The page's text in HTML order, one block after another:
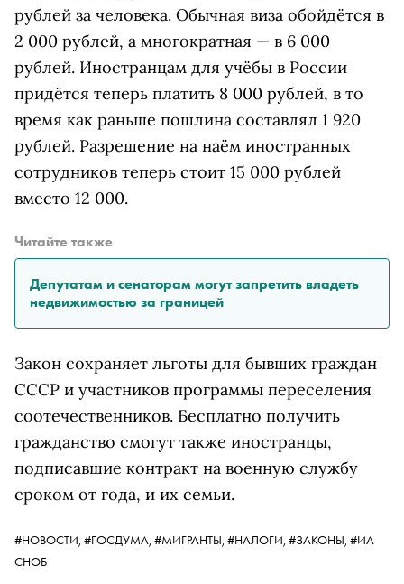
рублей за человека. Обычная виза обойдётся в
2 000 рублей, а многократная — в 6 000
рублей. Иностранцам для учёбы в России
придётся теперь платить 8 000 рублей, в то
время как раньше пошлина составлял 1 920
рублей. Разрешение на наём иностранных
сотрудников теперь стоит 15 000 рублей
вместо 12 000.
Читайте также
Депутатам и сенаторам могут запретить владеть
недвижимостью за границей
Закон сохраняет льготы для бывших граждан
СССР и участников программы переселения
соотечественников. Бесплатно получить
гражданство смогут также иностранцы,
подписавшие контракт на военную службу
сроком от года, и их семьи.
#НОВОСТИ, #ГОСДУМА, #МИГРАНТЫ, #НАЛОГИ, #ЗАКОНЫ, #ИА
СНОБ